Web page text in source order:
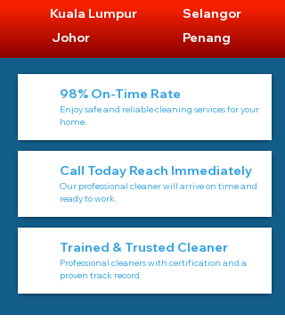
Kuala Lumpur
Johor
Selangor
Penang
98% On-Time Rate
Enjoy safe and reliable cleaning services for your
home.
Call Today Reach Immediately
Our professional cleaner will arrive on time and
ready to work.
Trained & Trusted Cleaner
Professional cleaners with certification and a
proven track record.